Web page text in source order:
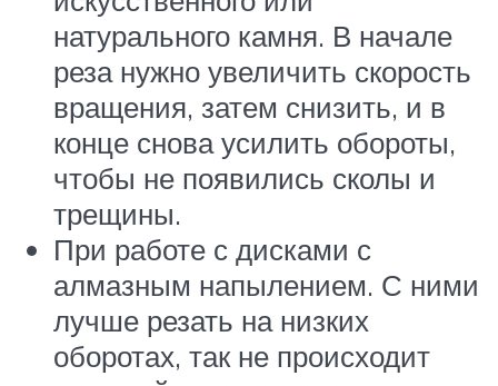
натурального камня. В начале
реза нужно увеличить скорость
вращения, затем снизить, и в
конце снова усилить обороты,
чтобы не появились сколы и
трещины.
При работе с дисками с
алмазным напылением. С ними
лучше резать на низких
оборотах, так не происходит